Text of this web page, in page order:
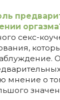
секс-
мнение о